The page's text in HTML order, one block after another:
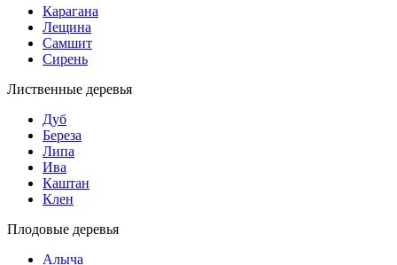
Карагана
Лещина
Самшит
Сирень
Лиственные деревья
Дуб
Береза
Липа
Ива
Каштан
Клен
Плодовые деревья
Алыча